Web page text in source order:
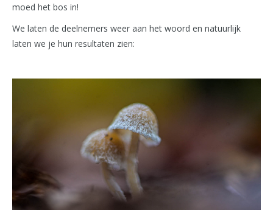
moed het bos in!
We laten de deelnemers weer aan het woord en natuurlijk
laten we je hun resultaten zien: